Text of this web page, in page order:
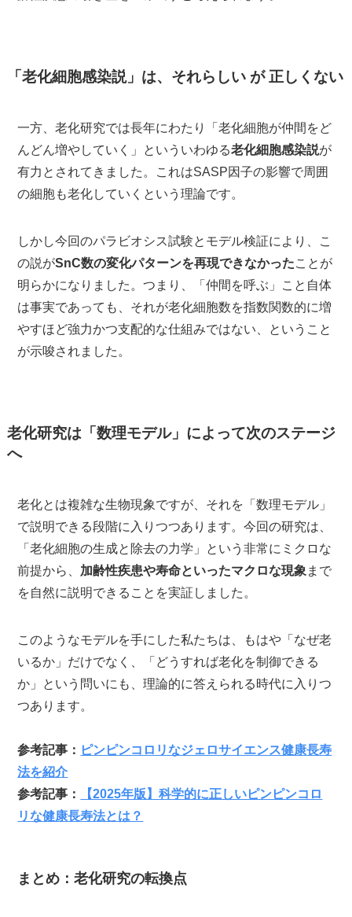
「老化細胞感染説」は、それらしい が 正しくない
一方、老化研究では長年にわたり「老化細胞が仲間をど
んどん増やしていく」といういわゆる老化細胞感染説が
有力とされてきました。これはSASP因子の影響で周囲
の細胞も老化していくという理論です。
しかし今回のパラビオシス試験とモデル検証により、こ
の説がSnC数の変化パターンを再現できなかったことが
明らかになりました。つまり、「仲間を呼ぶ」こと自体
は事実であっても、それが老化細胞数を指数関数的に増
やすほど強力かつ支配的な仕組みではない、ということ
が示唆されました。
老化研究は「数理モデル」によって次のステージ
へ
老化とは複雑な生物現象ですが、それを「数理モデル」
で説明できる段階に入りつつあります。今回の研究は、
「老化細胞の生成と除去の力学」という非常にミクロな
前提から、 加齢性疾患や寿命といったマクロな現象 まで
を自然に説明できることを実証しました。
このようなモデルを手にした私たちは、もはや「なぜ老
いるか」だけでなく、「どうすれば老化を制御できる
か」という問いにも、理論的に答えられる時代に入りつ
つあります。
参考記事： ピンピンコロリなジェロサイエンス健康長寿
法を紹介
参考記事：
【2025年版】科学的に正しいピンピンコロ
リな健康長寿法とは？
まとめ：老化研究の転換点